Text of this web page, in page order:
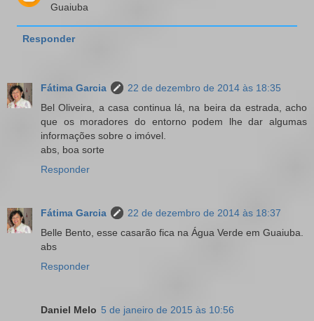
Guaiuba
Responder
Fátima Garcia
22 de dezembro de 2014 às 18:35
Bel Oliveira, a casa continua lá, na beira da estrada, acho
que os moradores do entorno podem lhe dar algumas
informações sobre o imóvel.
abs, boa sorte
Responder
Fátima Garcia
22 de dezembro de 2014 às 18:37
Belle Bento, esse casarão fica na Água Verde em Guaiuba.
abs
Responder
Daniel Melo 5 de janeiro de 2015 às 10:56